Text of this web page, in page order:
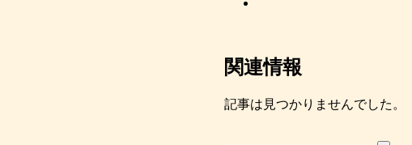
関連情報
記事は見つかりませんでした。